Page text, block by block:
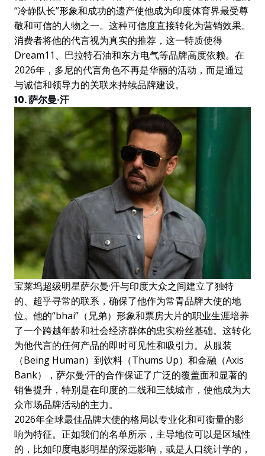
“冷静队长”形象和成功的遗产使他成为印度体育界最受尊
敬和可信的人物之一。这种可信度直接转化为营销效果。
消费者将他的代言视为真实的推荐，这一特质使得
Dream11、巴拉特石油和东方电气等品牌高度依赖。在
2026年，多尼的代言角色不再是华丽的活动，而是通过
与诚信和领导力的关联来持续品牌建设。
10. 萨尔曼·汗
宝莱坞超级明星萨尔曼·汗与印度大众之间建立了独特
的、超乎寻常的联系，确保了他作为常青品牌大使的地
位。他的“bhai”（兄弟）形象和票房大片的职业生涯培养
了一个跨越年龄和社会经济群体的忠实粉丝基础。这转化
为他代言的任何产品的即时可见性和吸引力。从服装
（Being Human）到饮料（Thums Up）和金融（Axis
Bank），萨尔曼·汗的合作保证了广泛的覆盖面和显著的
销售提升，特别是在印度的二线和三线城市，使他成为大
众市场品牌活动的主力。
2026年全球最佳品牌大使的格局以专业化和可衡量的影
响为特征。正如我们的名单所示，主导地位可以是区域性
的，比如印度电影明星的深远影响，或是人口统计学的，